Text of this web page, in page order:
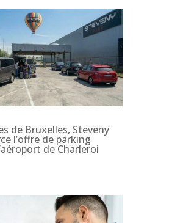
de Bruxelles, Steveny
l’offre de parking
de Charleroi